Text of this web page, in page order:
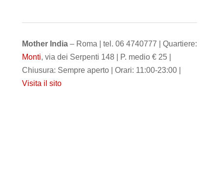
Mother India– Roma | tel. 06 4740777 | Quartiere:
Monti, via dei Serpenti 148 | P. medio € 25 |
Chiusura: Sempre aperto | Orari: 11:00-23:00 |
Visita il sito